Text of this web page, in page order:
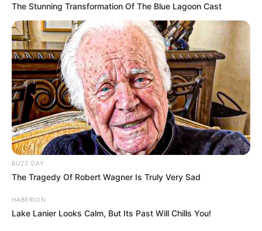
Post
navigation
Previous ArticlePrevious
article:
Borzalmas hír jött ma
estére– Elhunyt a
csodálatos magyar
színésznő
Next Article
Látványos
lendületvesztésben a
Tisza Párt: Magyar
beszédét, máris apadni
The Stunning Transformation Of The Blue Lagoon Cast
BUZZ DAY
The Tragedy Of Robert Wagner Is Truly Very Sad
HABERION
Lake Lanier Looks Calm, But Its Past Will Chills You!